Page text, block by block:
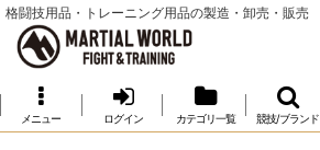
格闘技用品・トレーニング用品の製造・卸売・販売
メニュー ログイン カテゴリ一覧 競技/ブランド